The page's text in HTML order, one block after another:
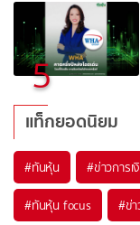
5
แท็กยอดนิยม
#ทันหุ้น #ข่าวการเ
#ทันหุ้น focus #ข่